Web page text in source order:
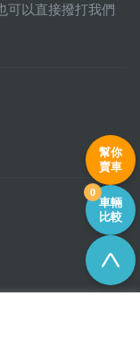
可以直接撥打我們
reserved.
幫你
賣車
車輛
比較
0